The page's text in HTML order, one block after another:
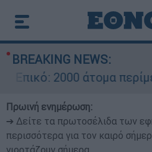
BREAKING NEWS:
2000 άτομα
Πρωινή ενημέρωση:
➔ Δείτε τα πρωτοσέλιδα των
περισσότερα για τον καιρό
γιορτάζουν σήμερα